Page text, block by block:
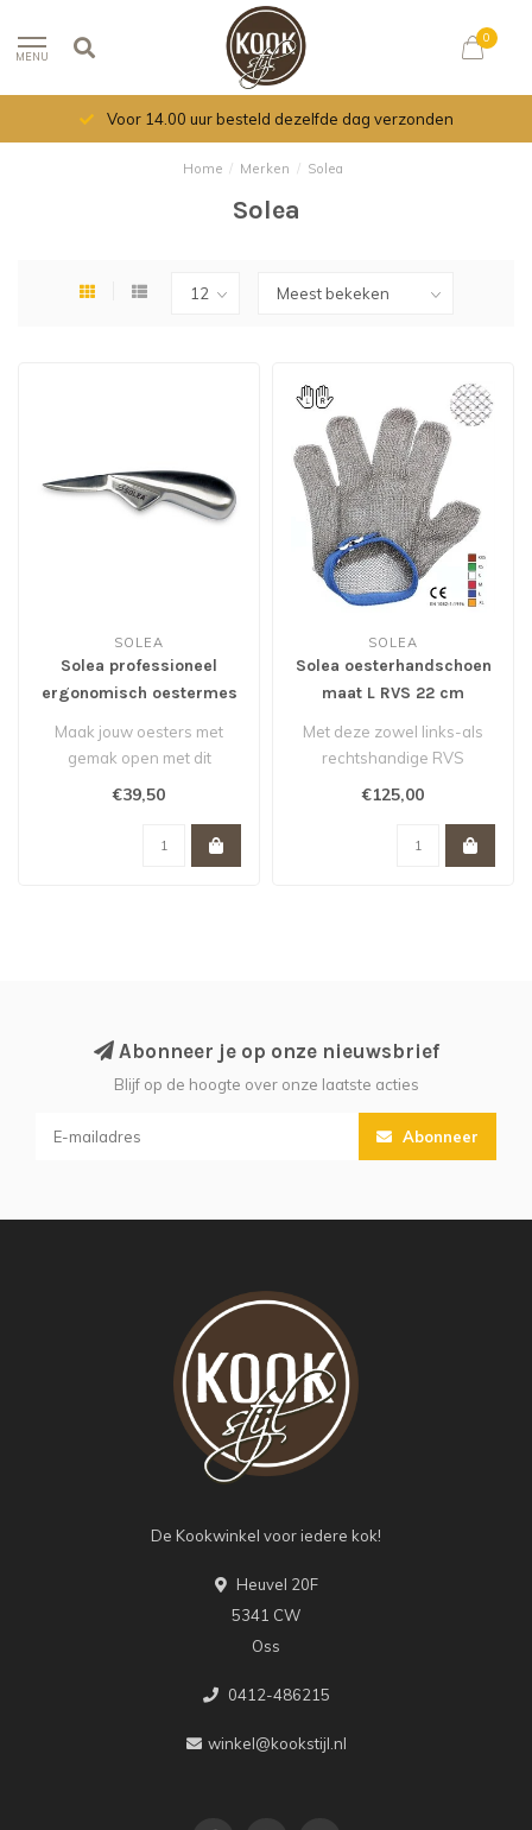
MENU
0
Voor 14.00 uur besteld dezelfde dag verzonden
Home / Merken / Solea
Solea
SOLEA
Solea professioneel
ergonomisch oestermes
RVS 15,5 cm
Maak jouw oesters met
gemak open met dit
oestermes van Solea.
€39,50
SOLEA
Solea oesterhandschoen
maat L RVS 22 cm
Met deze zowel links-als
rechtshandige RVS
handschoen bescherm je
€125,00
Abonneer je op onze nieuwsbrief
Blijf op de hoogte over onze laatste acties
Abonneer
De Kookwinkel voor iedere kok!
Heuvel 20F
5341 CW
Oss
0412-486215
winkel@kookstijl.nl